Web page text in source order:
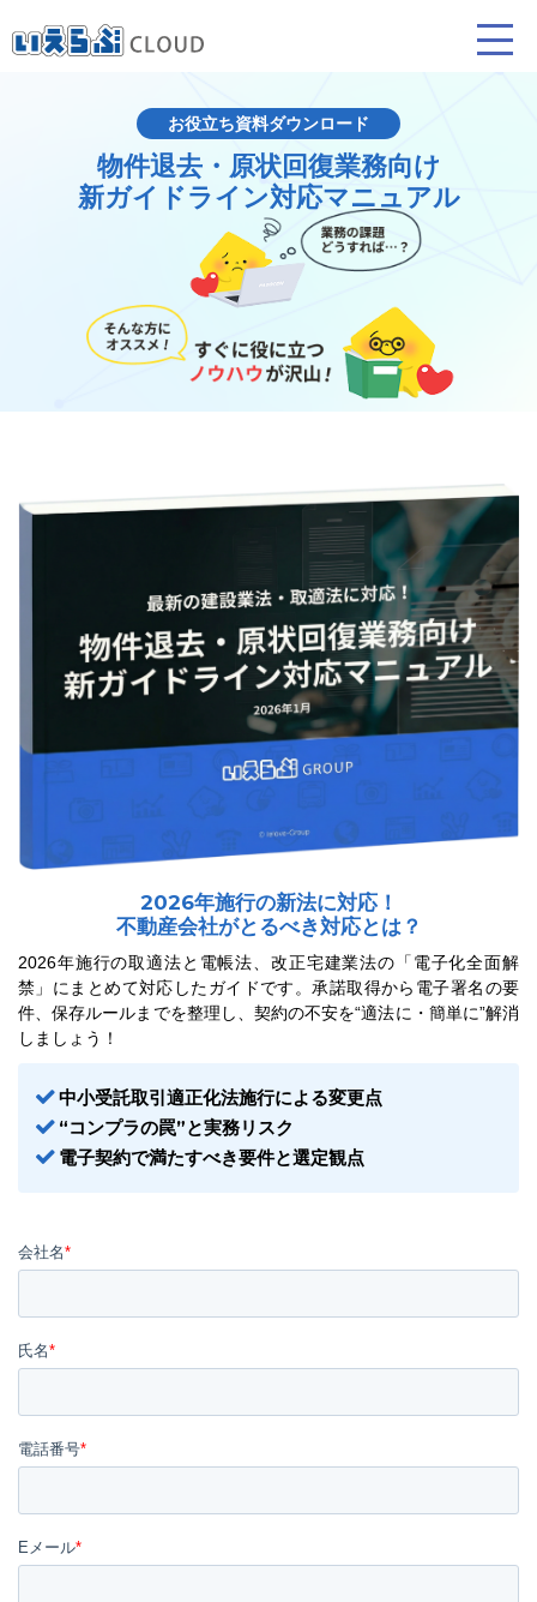
賃貸仲介
業務向け機能
売買仲介
業務向け機能
賃貸管理
業務向け機能
ユーザーインタビュー ホームページ制作実績
ニュース一覧 お役立ちブログ 資料ダウンロード
特長 サービス一覧 プラン
お役立ち資料ダウンロード
物件退去・原状回復業務向け
新ガイドライン対応マニュアル
2026年施行の新法に対応！
不動産会社がとるべき対応とは？
2026年施行の取適法と電帳法、改正宅建業法の「電子化全面解
禁」にまとめて対応したガイドです。承諾取得から電子署名の要
件、保存ルールまでを整理し、契約の不安を“適法に・簡単に”解消
しましょう！
中小受託取引適正化法施行による変更点
“コンプラの罠”と実務リスク
電子契約で満たすべき要件と選定観点